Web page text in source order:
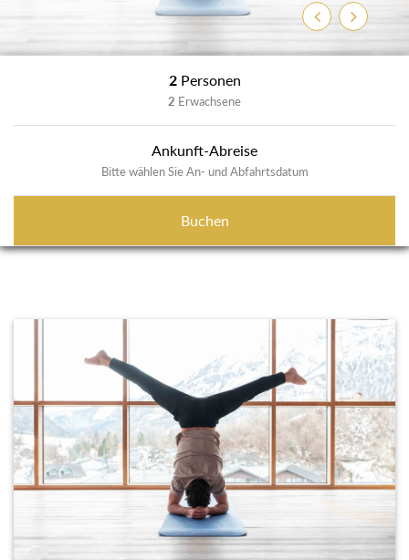
ZurückWeiter
2 Personen
2 Erwachsene
Ankunft-Abreise
Bitte wählen Sie An- und Abfahrtsdatum
Buchen